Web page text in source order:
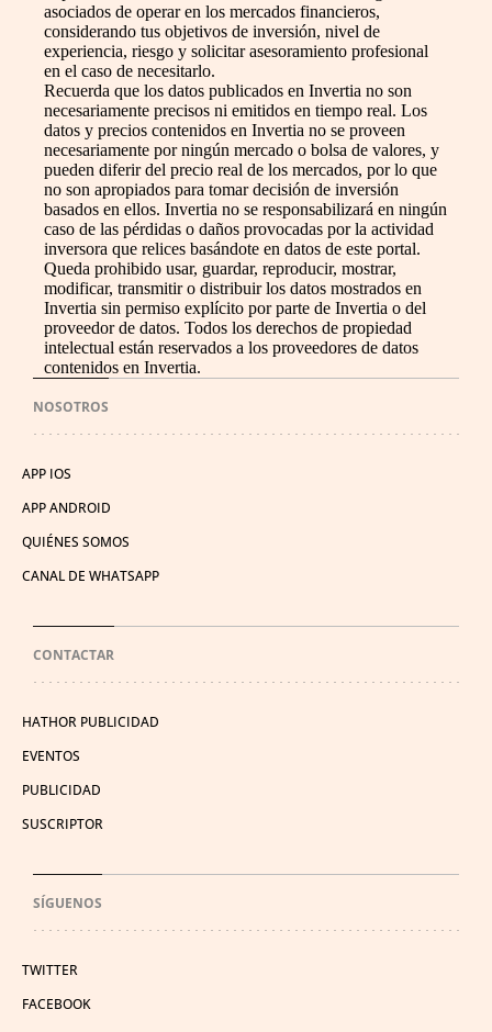
asociados de operar en los mercados financieros,
considerando tus objetivos de inversión, nivel de
experiencia, riesgo y solicitar asesoramiento profesional
en el caso de necesitarlo.
Recuerda que los datos publicados en Invertia no son
necesariamente precisos ni emitidos en tiempo real. Los
datos y precios contenidos en Invertia no se proveen
necesariamente por ningún mercado o bolsa de valores, y
pueden diferir del precio real de los mercados, por lo que
no son apropiados para tomar decisión de inversión
basados en ellos. Invertia no se responsabilizará en ningún
caso de las pérdidas o daños provocadas por la actividad
inversora que relices basándote en datos de este portal.
Queda prohibido usar, guardar, reproducir, mostrar,
modificar, transmitir o distribuir los datos mostrados en
Invertia sin permiso explícito por parte de Invertia o del
proveedor de datos. Todos los derechos de propiedad
intelectual están reservados a los proveedores de datos
contenidos en Invertia.
NOSOTROS
APP IOS
APP ANDROID
QUIÉNES SOMOS
CANAL DE WHATSAPP
CONTACTAR
HATHOR PUBLICIDAD
EVENTOS
PUBLICIDAD
SUSCRIPTOR
SÍGUENOS
TWITTER
FACEBOOK